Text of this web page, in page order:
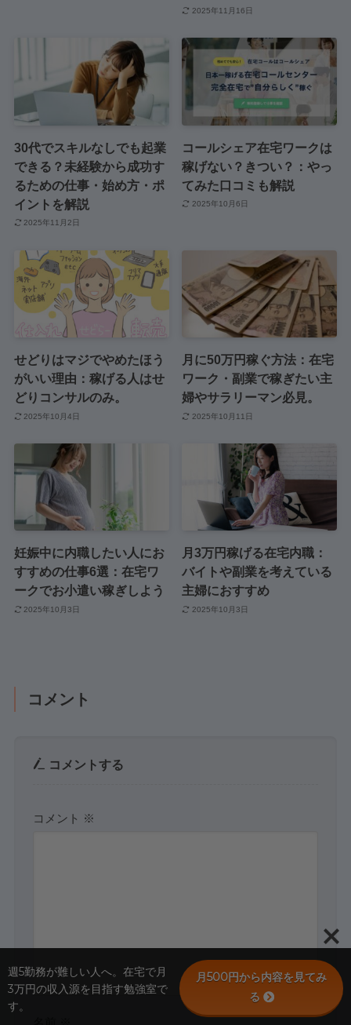
2025年11月16日
30代でスキルなしでも起業
できる？未経験から成功す
るための仕事・始め方・ポ
イントを解説
2025年11月2日
コールシェア在宅ワークは
稼げない？きつい？：やっ
てみた口コミも解説
2025年10月6日
せどりはマジでやめたほう
がいい理由：稼げる人はせ
どりコンサルのみ。
2025年10月4日
月に50万円稼ぐ方法：在宅
ワーク・副業で稼ぎたい主
婦やサラリーマン必見。
2025年10月11日
妊娠中に内職したい人にお
すすめの仕事6選：在宅ワ
ークでお小遣い稼ぎしよう
2025年10月3日
月3万円稼げる在宅内職：
バイトや副業を考えている
主婦におすすめ
2025年10月3日
コメント
コメントする
コメント ※
週5勤務が難しい人へ。在宅で月
3万円の収入源を目指す勉強室で
す。
月500円から内容を見てみ
る